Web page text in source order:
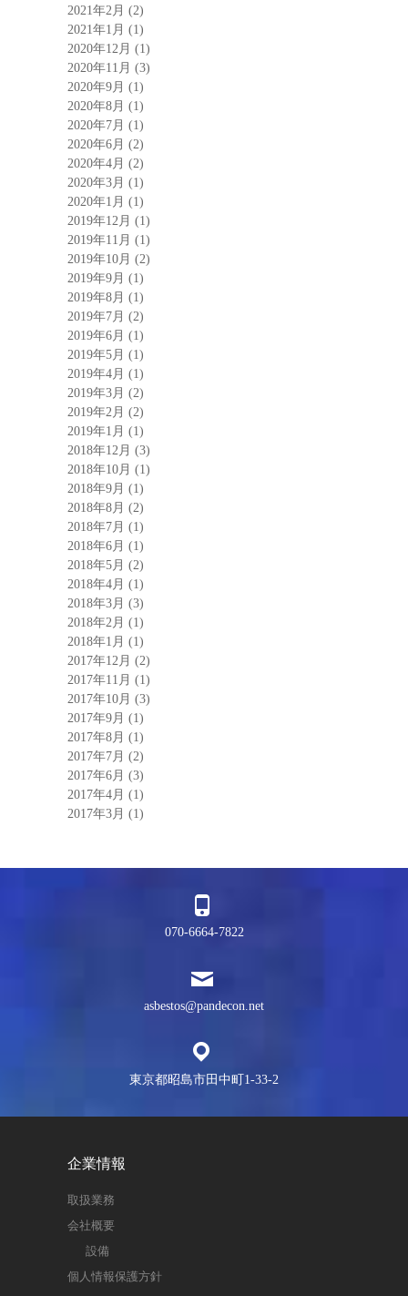
2021年2月 (2)
2021年1月 (1)
2020年12月 (1)
2020年11月 (3)
2020年9月 (1)
2020年8月 (1)
2020年7月 (1)
2020年6月 (2)
2020年4月 (2)
2020年3月 (1)
2020年1月 (1)
2019年12月 (1)
2019年11月 (1)
2019年10月 (2)
2019年9月 (1)
2019年8月 (1)
2019年7月 (2)
2019年6月 (1)
2019年5月 (1)
2019年4月 (1)
2019年3月 (2)
2019年2月 (2)
2019年1月 (1)
2018年12月 (3)
2018年10月 (1)
2018年9月 (1)
2018年8月 (2)
2018年7月 (1)
2018年6月 (1)
2018年5月 (2)
2018年4月 (1)
2018年3月 (3)
2018年2月 (1)
2018年1月 (1)
2017年12月 (2)
2017年11月 (1)
2017年10月 (3)
2017年9月 (1)
2017年8月 (1)
2017年7月 (2)
2017年6月 (3)
2017年4月 (1)
2017年3月 (1)
070-6664-7822
asbestos@pandecon.net
東京都昭島市田中町1-33-2
企業情報
取扱業務
会社概要
設備
個人情報保護方針